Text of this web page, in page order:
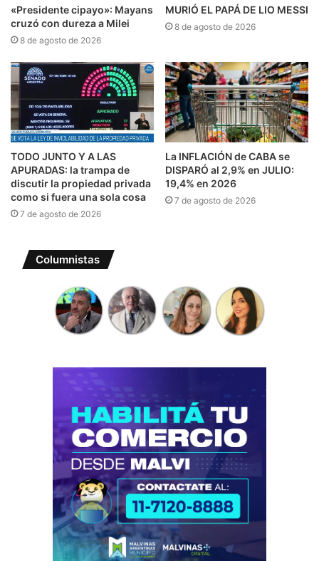
«Presidente cipayo»: Mayans
cruzó con dureza a Milei
8 de agosto de 2026
MURIÓ EL PAPÁ DE LIO MESSI
8 de agosto de 2026
TODO JUNTO Y A LAS
APURADAS: la trampa de
discutir la propiedad privada
como si fuera una sola cosa
7 de agosto de 2026
La INFLACIÓN de CABA se
DISPARÓ al 2,9% en JULIO:
19,4% en 2026
7 de agosto de 2026
Columnistas